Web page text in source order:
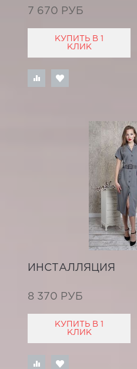
7 670 РУБ
КУПИТЬ В 1
КЛИК
ИНСТАЛЛЯЦИЯ
8 370 РУБ
КУПИТЬ В 1
КЛИК